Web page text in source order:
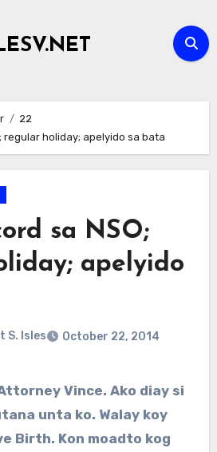
22
regular holiday; apelyido sa bata
sa NSO;
apelyido
S. Isles October 22, 2014
unta ko. Walay koy
Birth. Kon moadto kog